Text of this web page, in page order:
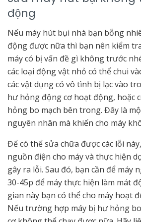
động
Nếu máy hút bụi nhà bạn bỗng
động được nữa thì bạn nên kiểm
máy có bị vấn đề gì không trước
các loại động vật nhỏ có thể chui
các vật dụng có vô tình bị lạc vào
hư hỏng động cơ hoạt động, hoặc
hỏng bo mạch bên trong. Đây là
nguyên nhân mà khiến cho máy
Để có thể sửa chữa được các lỗi
nguồn điện cho máy và thực hiện
gây ra lỗi. Sau đó, bạn cần để máy
30-45p để máy thực hiện làm mát
gian này bạn có thể cho máy hoạt
Nếu trường hợp máy bị hư hỏng